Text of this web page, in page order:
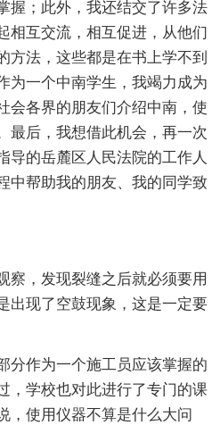
握；此外，我还结交了许多法
相互交流，相互促进，从他们
方法，这些都是在书上学不到
为一个中南学生，我竭力成为
会各界的朋友们介绍中南，使
最后，我想借此机会，再一次
导的岳麓区人民法院的工作人
中帮助我的朋友、我的同学致
察，发现裂缝之后就必须要用
出现了空鼓现象，这是一定要
分作为一个施工员应该掌握的
，学校也对此进行了专门的课
，使用仪器不算是什么大问